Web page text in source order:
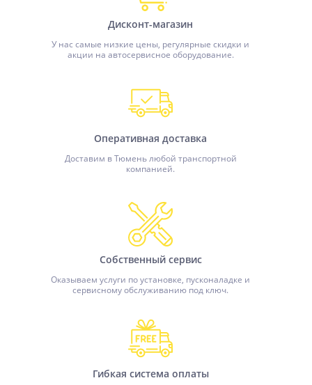
Дисконт-магазин
У нас самые низкие цены, регулярные скидки и
акции на автосервисное оборудование.
Оперативная доставка
Доставим в Тюмень любой транспортной
компанией.
Собственный сервис
Оказываем услуги по установке, пусконаладке и
сервисному обслуживанию под ключ.
Гибкая система оплаты